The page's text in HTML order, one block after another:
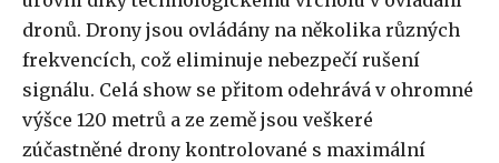
dronů. Drony jsou ovládány na několika různých
frekvencích, což eliminuje nebezpečí rušení
signálu. Celá show se přitom odehrává v ohromné
výšce 120 metrů a ze země jsou veškeré
zúčastněné drony kontrolované s maximální